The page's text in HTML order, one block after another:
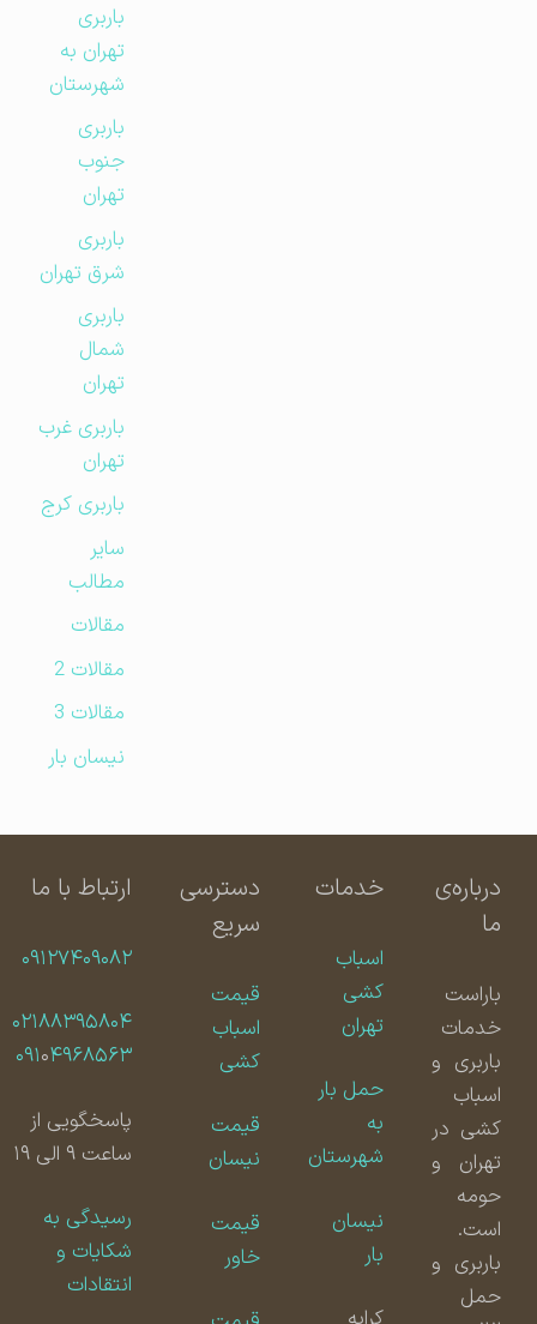
باربری
تهران به
شهرستان
باربری
جنوب
تهران
باربری
شرق تهران
باربری
شمال
تهران
باربری غرب
تهران
باربری کرج
مطالب
مقالات
مقالات 2
مقالات 3
نیسان بار
درباره‌ی
باراست
خدمات
باربری و
اسباب
کشی در
تهران و
حومه
است.
باربری و
حمل
خدمات
اسباب
کشی
تهران
حمل بار
شهرستان
نیسان
دسترسی
سریع
قیمت
اسباب
کشی
قیمت
نیسان
قیمت
ارتباط با ما
۰۹۱۲۷۴۰۹۰۸۲
۰۲۱۸۸۳۹۵۸۰۴
۰۹۱۰۴۹۶۸۵۶۳
پاسخگویی از
ساعت ۹ الی ۱۹
رسیدگی به
شکایات و
انتقادات